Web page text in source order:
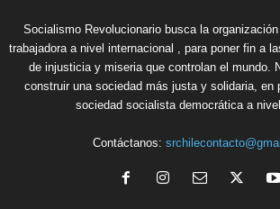
Socialismo Revolucionario busca la
trabajadora a nivel internacional , para poner fin a
de injusticia y miseria que controlan el mundo.
construir una sociedad más justa y solidaria, en
sociedad socialista democrática a nivel
Contáctanos: